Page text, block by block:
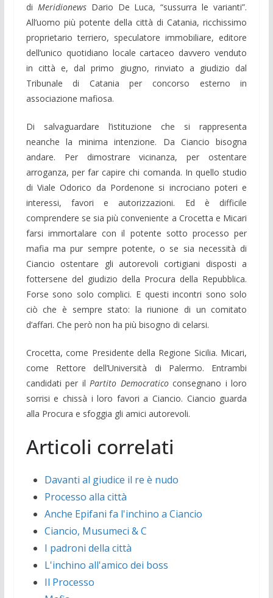
di MeridionewsDario De Luca, “sussurra le varianti”.
All’uomo più potente della città di Catania, ricchissimo
proprietario terriero, speculatore immobiliare, editore
dell’unico quotidiano locale cartaceo davvero venduto
in città e, dal primo giugno, rinviato a giudizio dal
Tribunale di Catania per concorso esterno in
associazione mafiosa.
Di salvaguardare l’istituzione che si rappresenta
neanche la minima intenzione. Da Ciancio bisogna
andare. Per dimostrare vicinanza, per ostentare
arroganza, per far capire chi comanda. In quello studio
di Viale Odorico da Pordenone si incrociano poteri e
interessi, favori e autorizzazioni. Ed è difficile
comprendere se sia più conveniente a Crocetta e Micari
farsi immortalare con il potente sotto processo per
mafia ma pur sempre potente, o se sia necessità di
Ciancio ostentare gli autorevoli cortigiani disposti a
fottersene del giudizio della Procura della Repubblica.
Forse sono solo complici. E questi incontri sono solo
ciò che è sempre stato: la riunione di un comitato
d’affari. Che però non ha più bisogno di celarsi.
Crocetta, come Presidente della Regione Sicilia. Micari,
come Rettore dell’Università di Palermo. Entrambi
candidati per il Partito Democraticoconsegnano i loro
sorrisi e chissà i loro favori a Ciancio. Ciancio guarda
alla Procura e sfoggia gli amici autorevoli.
Articoli correlati
Davanti al giudice il re è nudo
Processo alla città
Anche Epifani fa l'inchino a Ciancio
Ciancio, Musumeci & C
I padroni della città
L'inchino all'amico dei boss
Il Processo